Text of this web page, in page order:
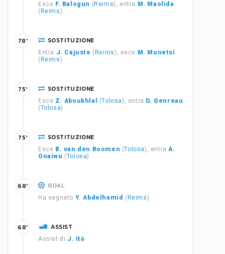
Esce F. Balogun ( Reims), entra
M. Maolida
( Reims)
SOSTITUZIONE
Entra J. Cajuste ( Reims), esce M. Munetsi
( Reims)
78'
SOSTITUZIONE
Esce Z. Aboukhlal (Tolosa), entra D. Genreau
(Tolosa)
75'
SOSTITUZIONE
Esce B. van den Boomen (Tolosa), entraA.
Onaiwu (Tolosa)
75'
GOAL
Ha segnato Y. Abdelhamid ( Reims)
68'
ASSIST
Assist di J. Itō
68'